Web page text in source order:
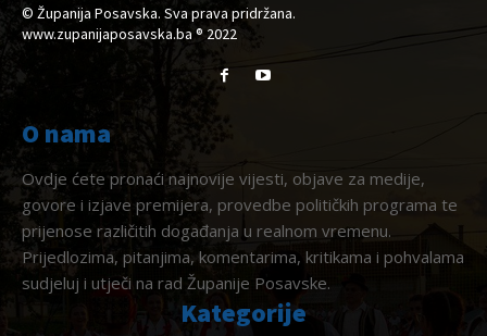
© Županija Posavska. Sva prava pridržana.
www.zupanijaposavska.ba ® 2022
O nama
Ovdje ćete pronaći najnovije vijesti, objave za medije,
govore i izjave premijera, provedbe političkih programa te
prijenose različitih događanja u realnom vremenu.
Prijedlozima, pitanjima, komentarima, kritikama i pohvalama
sudjeluj i utječi na rad Županije Posavske.
Kategorije